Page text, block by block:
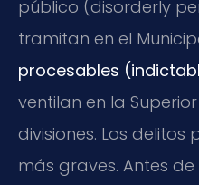
público (disorderly
tramitan en el
procesables
ventilan en la
divisiones. Los delitos
más graves. Antes